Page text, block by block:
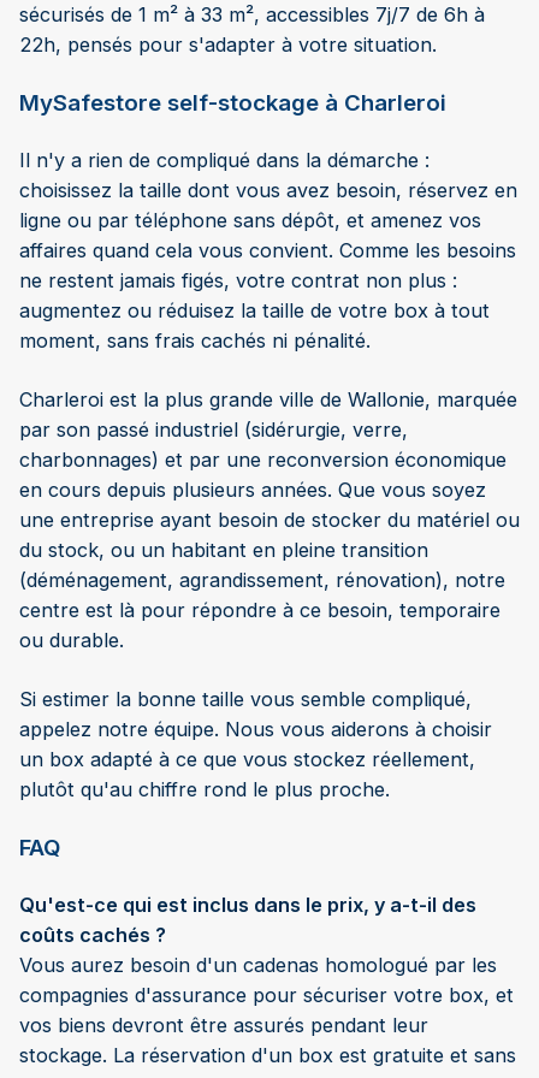
sécurisés de 1 m² à 33 m², accessibles 7j/7 de 6h à
22h, pensés pour s'adapter à votre situation.
MySafestore self-stockage à Charleroi
Il n'y a rien de compliqué dans la démarche :
choisissez la taille dont vous avez besoin, réservez en
ligne ou par téléphone sans dépôt, et amenez vos
affaires quand cela vous convient. Comme les besoins
ne restent jamais figés, votre contrat non plus :
augmentez ou réduisez la taille de votre box à tout
moment, sans frais cachés ni pénalité.
Charleroi est la plus grande ville de Wallonie, marquée
par son passé industriel (sidérurgie, verre,
charbonnages) et par une reconversion économique
en cours depuis plusieurs années. Que vous soyez
une entreprise ayant besoin de stocker du matériel ou
du stock, ou un habitant en pleine transition
(déménagement, agrandissement, rénovation), notre
centre est là pour répondre à ce besoin, temporaire
ou durable.
Si estimer la bonne taille vous semble compliqué,
appelez notre équipe. Nous vous aiderons à choisir
un box adapté à ce que vous stockez réellement,
plutôt qu'au chiffre rond le plus proche.
FAQ
Qu'est-ce qui est inclus dans le prix, y a-t-il des
coûts cachés ?
Vous aurez besoin d'un cadenas homologué par les
compagnies d'assurance pour sécuriser votre box, et
vos biens devront être assurés pendant leur
stockage. La réservation d'un box est gratuite et sans